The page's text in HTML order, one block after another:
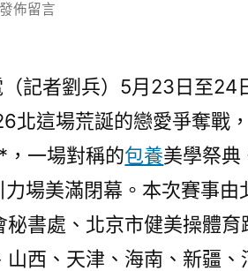
在
京
市
發佈留言
記者劉兵）5月23日至24
北這場荒誕的戀愛爭奪戰
一場對稱的包養美學祭典
場美滿閉幕。本次賽事由
書處、北京市健美操體育
西、天津、海南、新疆、